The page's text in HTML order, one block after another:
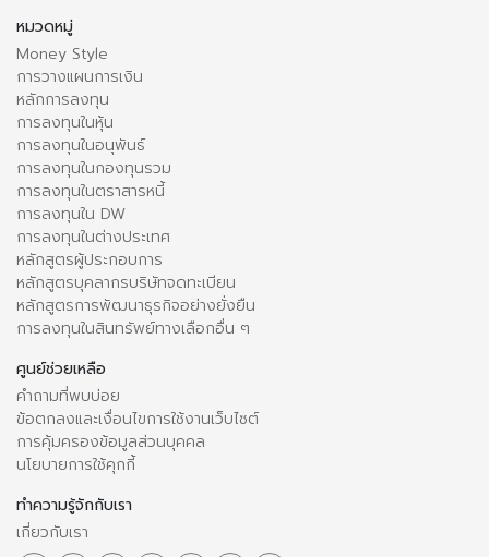
หมวดหมู่
Money Style
การวางแผนการเงิน
หลักการลงทุน
การลงทุนในหุ้น
การลงทุนในอนุพันธ์
การลงทุนในกองทุนรวม
การลงทุนในตราสารหนี้
การลงทุนใน DW
การลงทุนในต่างประเทศ
หลักสูตรผู้ประกอบการ
หลักสูตรบุคลากรบริษัทจดทะเบียน
หลักสูตรการพัฒนาธุรกิจอย่างยั่งยืน
การลงทุนในสินทรัพย์ทางเลือกอื่น ๆ
ศูนย์ช่วยเหลือ
คำถามที่พบบ่อย
ข้อตกลงและเงื่อนไขการใช้งานเว็บไซต์
การคุ้มครองข้อมูลส่วนบุคคล
นโยบายการใช้คุกกี้
ทำความรู้จักกับเรา
เกี่ยวกับเรา